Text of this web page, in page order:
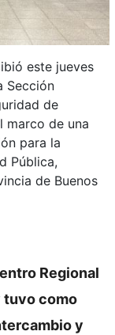
este jueves
Sección
de
marco de una
para la
Pública,
de Buenos
Regional
tuvo como
y